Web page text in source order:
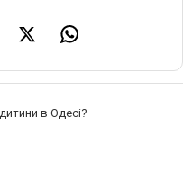
в Одесі?